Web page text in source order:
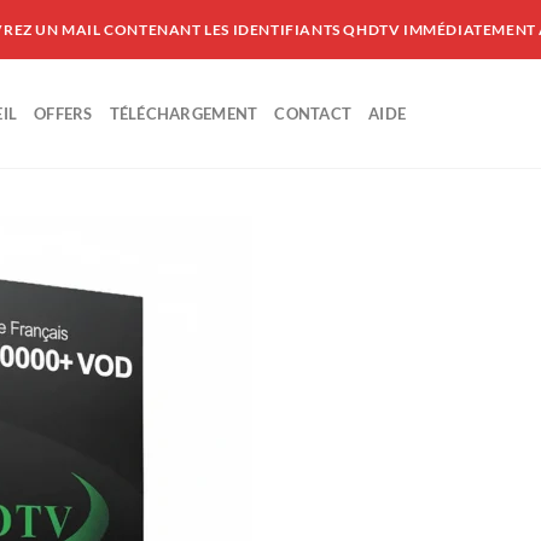
UN MAIL CONTENANT LES IDENTIFIANTS QHDTV
OFFERS TÉLÉCHARGEMENT CONTACT AIDE